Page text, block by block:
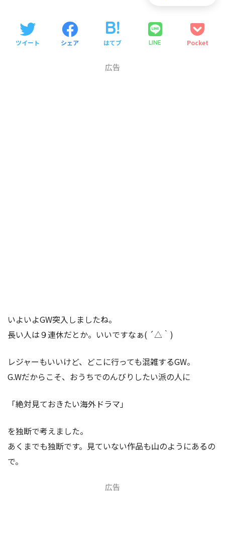
ツイート シェア はてブ LINE Pocket
広告
いよいよGW突入しましたね。
長い人は９連休だとか。いいですなぁ( ´△｀)
レジャーもいいけど、どこに行っても混雑するGW。
G.Wだからこそ、おうちでのんびりしたい派の人に
「絶対見ておきたい海外ドラマ」
を独断で考えました。
あくまでも独断です。見ていない作品も山のようにあるの
で。
広告